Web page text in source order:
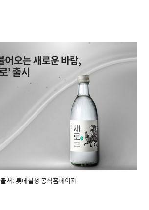
출처: 롯데칠성 공식홈페이지